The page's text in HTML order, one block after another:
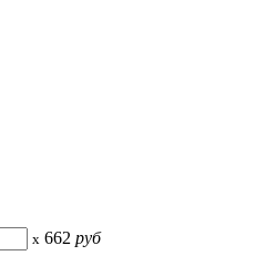
x 662 руб